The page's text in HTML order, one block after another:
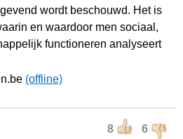
wordt beschouwd. Het is
en waardoor men sociaal,
functioneren analyseert
(offline)
8 6